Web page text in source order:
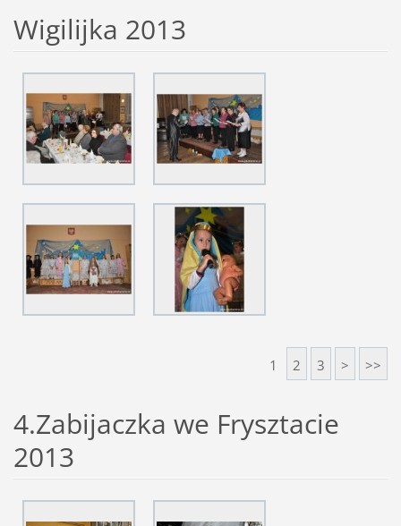
Wigilijka 2013
1 2 3 > >>
4.Zabijaczka we Frysztacie
2013